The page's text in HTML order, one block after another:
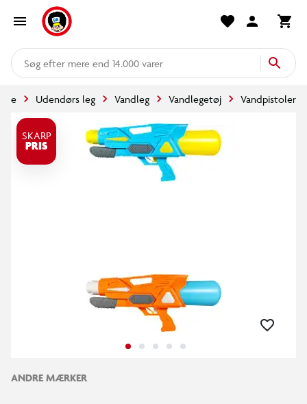
mere end 14.000 varer
Udendørs leg Vandleg Vandlegetøj Vandpistoler
SKARP
PRIS
ANDRE MÆRKER